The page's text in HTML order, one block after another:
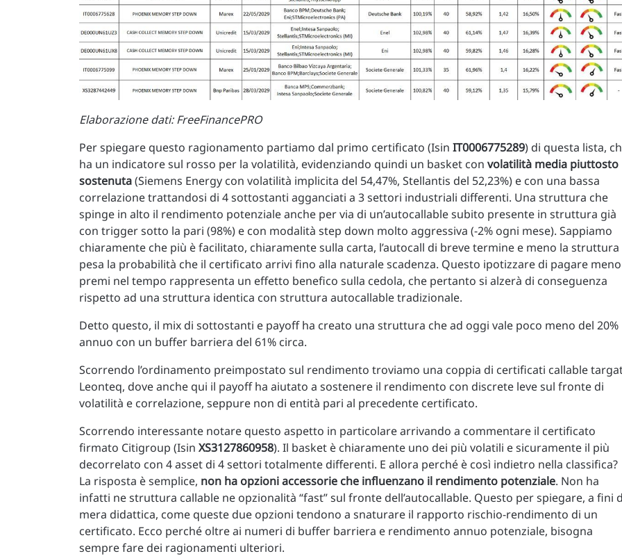
Elaborazione dati: FreeFinancePRO
Per spiegare questo ragionamento partiamo dal primo certificato (Isin IT0006775289) di questa lista,
ha un indicatore sul rosso per la volatilità, evidenziando quindi un basket con volatilità media piuttosto
sostenuta(Siemens Energy con volatilità implicita del 54,47%, Stellantis del 52,23%) e con una bassa
correlazione trattandosi di 4 sottostanti agganciati a 3 settori industriali differenti. Una struttura che
spinge in alto il rendimento potenziale anche per via di un’autocallable subito presente in struttura già
con trigger sotto la pari (98%) e con modalità step down molto aggressiva (-2% ogni mese). Sappiamo
chiaramente che più è facilitato, chiaramente sulla carta, l’autocall di breve termine e meno la struttura
pesa la probabilità che il certificato arrivi fino alla naturale scadenza. Questo ipotizzare di pagare meno
premi nel tempo rappresenta un effetto benefico sulla cedola, che pertanto si alzerà di conseguenza
rispetto ad una struttura identica con struttura autocallable tradizionale.
Detto questo, il mix di sottostanti e payoff ha creato una struttura che ad oggi vale poco meno del 20%
annuo con un buffer barriera del 61% circa.
Scorrendo l’ordinamento preimpostato sul rendimento troviamo una coppia di certificati callable
Leonteq, dove anche qui il payoff ha aiutato a sostenere il rendimento con discrete leve sul fronte di
volatilità e correlazione, seppure non di entità pari al precedente certificato.
Scorrendo interessante notare questo aspetto in particolare arrivando a commentare il certificato
firmato Citigroup (Isin XS3127860958). Il basket è chiaramente uno dei più volatili e sicuramente il più
decorrelato con 4 asset di 4 settori totalmente differenti. E allora perché è così indietro nella classifica?
La risposta è semplice, non ha opzioni accessorie che influenzano il rendimento potenziale. Non ha
infatti ne struttura callable ne opzionalità “fast” sul fronte dell’autocallable. Questo per spiegare, a fini
mera didattica, come queste due opzioni tendono a snaturare il rapporto rischio-rendimento di un
certificato. Ecco perché oltre ai numeri di buffer barriera e rendimento annuo potenziale, bisogna
sempre fare dei ragionamenti ulteriori.